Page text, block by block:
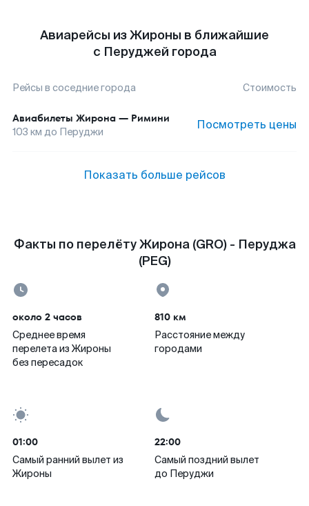
Авиарейсы из Жироны в ближайшие
с Перуджей города
Рейсы в соседние города Стоимость
Авиабилеты Жирона — Римини
103 км до Перуджи Посмотреть цены
Показать больше рейсов
Факты по перелёту Жирона (GRO) - Перуджа
(PEG)
около 2 часов
Среднее время
перелета из Жироны
без пересадок
810 км
Расстояние между
городами
01:00
Самый ранний вылет из
Жироны
22:00
Самый поздний вылет
до Перуджи